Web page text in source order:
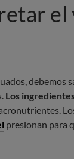
el
debemos
Los
presionan para